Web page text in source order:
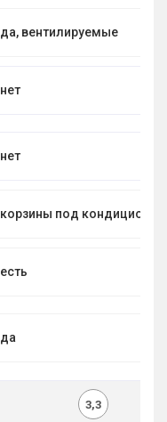
да, вентилируемые
нет
нет
корзины под
есть
да
3,3